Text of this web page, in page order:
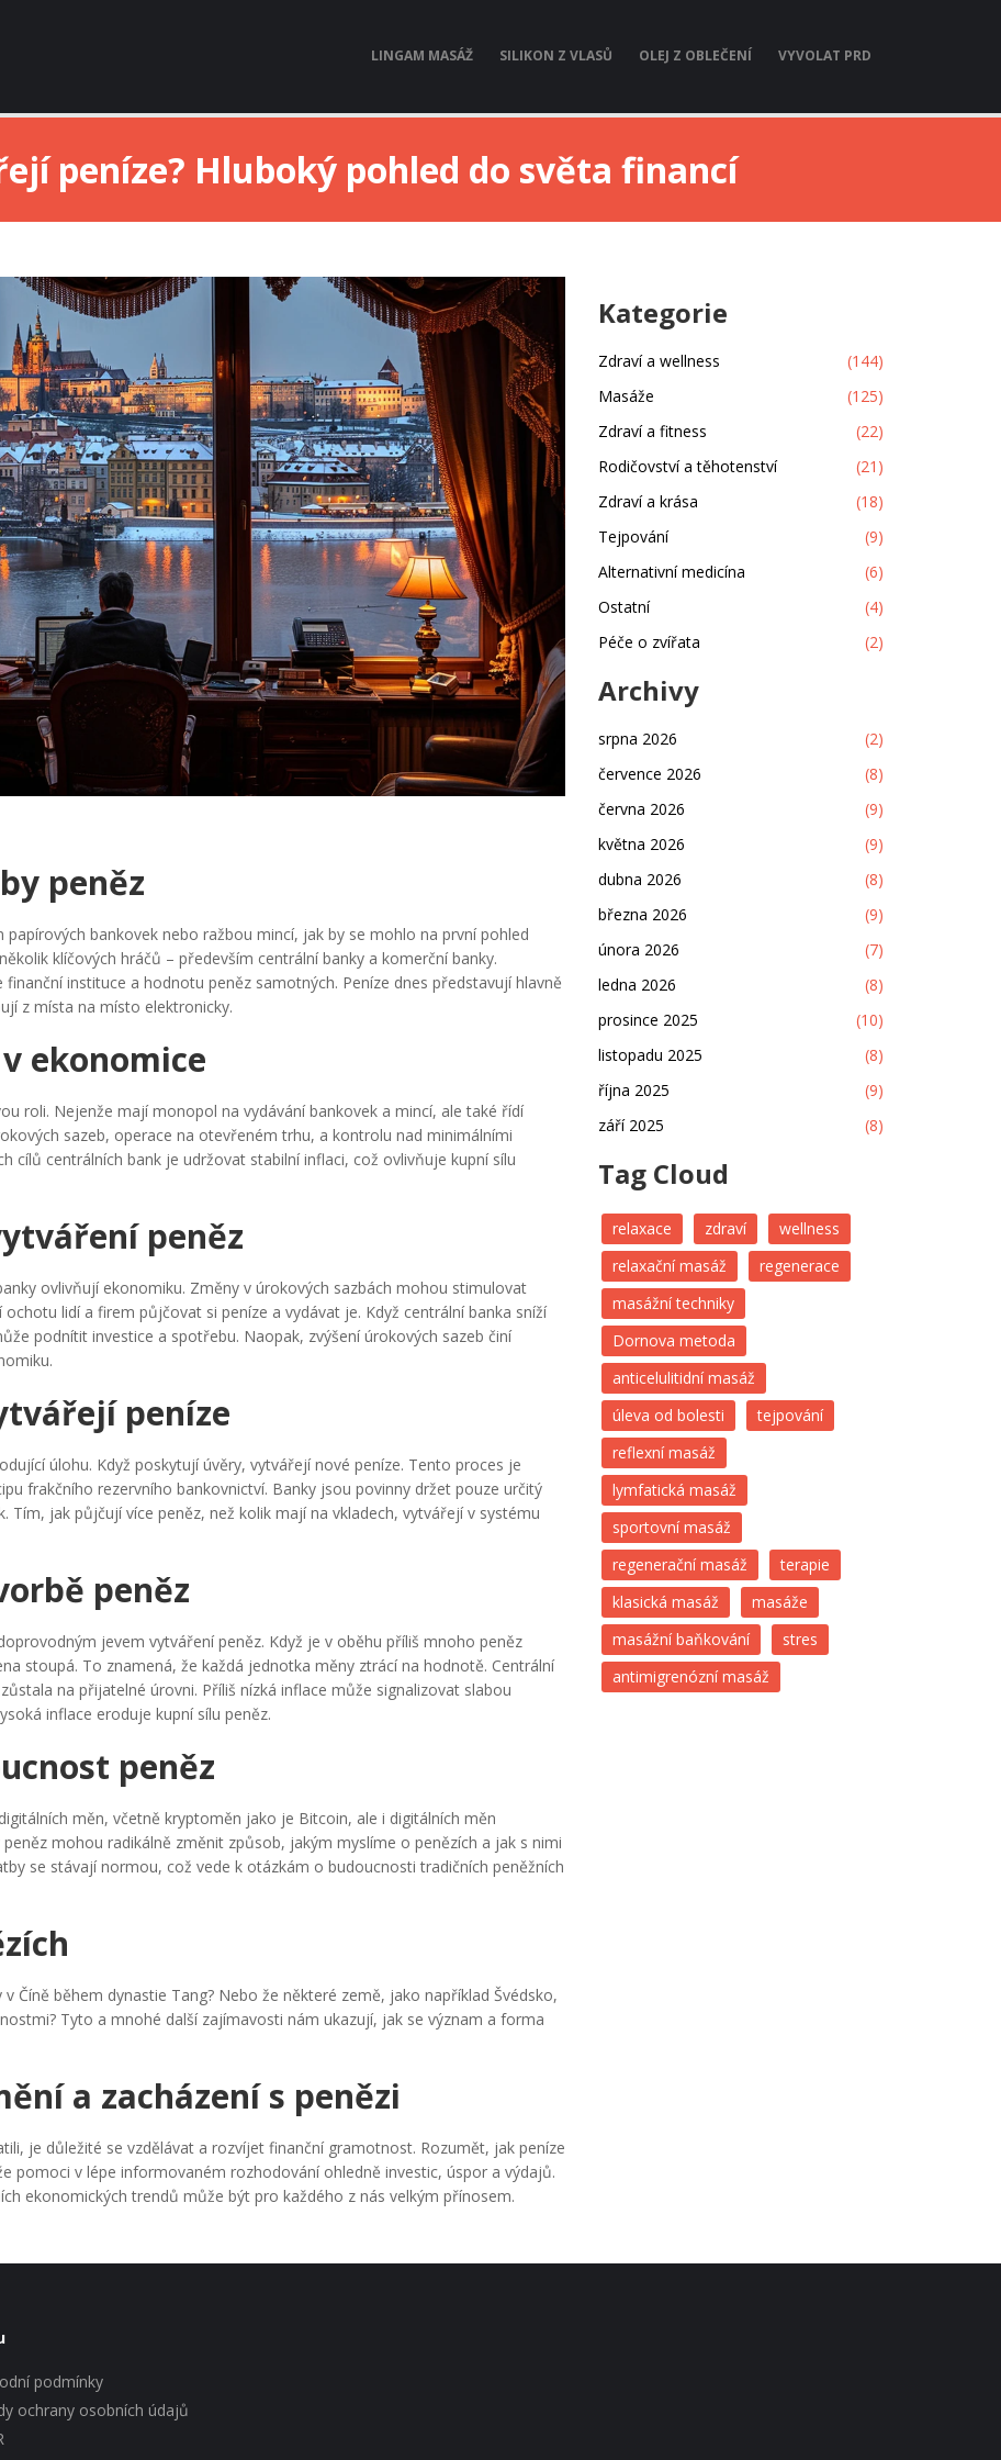
LINGAM MASÁŽ SILIKON Z VLASŮ OLEJ Z OBLEČENÍ VYVOLAT PRD
peníze? Hluboký pohled do světa financí
peněz
bankovek nebo ražbou mincí, jak by se mohlo na první pohled
klíčových hráčů – především centrální banky a komerční banky.
instituce a hodnotu peněz samotných. Peníze dnes představují hlavně
z místa na místo elektronicky.
ekonomice
roli. Nejenže mají monopol na vydávání bankovek a mincí, ale také řídí
sazeb, operace na otevřeném trhu, a kontrolu nad minimálními
cílů centrálních bank je udržovat stabilní inflaci, což ovlivňuje kupní sílu
peněz
ovlivňují ekonomiku. Změny v úrokových sazbách mohou stimulovat
lidí a firem půjčovat si peníze a vydávat je. Když centrální banka sníží
podnítit investice a spotřebu. Naopak, zvýšení úrokových sazeb činí
peníze
úlohu. Když poskytují úvěry, vytvářejí nové peníze. Tento proces je
frakčního rezervního bankovnictví. Banky jsou povinny držet pouze určitý
jak půjčují více peněz, než kolik mají na vkladech, vytvářejí v systému
peněz
jevem vytváření peněz. Když je v oběhu příliš mnoho peněz
stoupá. To znamená, že každá jednotka měny ztrácí na hodnotě. Centrální
na přijatelné úrovni. Příliš nízká inflace může signalizovat slabou
inflace eroduje kupní sílu peněz.
peněz
měn, včetně kryptoměn jako je Bitcoin, ale i digitálních měn
mohou radikálně změnit způsob, jakým myslíme o penězích a jak s nimi
se stávají normou, což vede k otázkám o budoucnosti tradičních peněžních
Číně během dynastie Tang? Nebo že některé země, jako například Švédsko,
Tyto a mnohé další zajímavosti nám ukazují, jak se význam a forma
a zacházení s penězi
je důležité se vzdělávat a rozvíjet finanční gramotnost. Rozumět, jak peníze
pomoci v lépe informovaném rozhodování ohledně investic, úspor a výdajů.
ekonomických trendů může být pro každého z nás velkým přínosem.
Kategorie
Zdraví a wellness
(144)
Masáže
(125)
Zdraví a fitness
(22)
Rodičovství a těhotenství
(21)
Zdraví a krása
(18)
Tejpování
(9)
Alternativní medicína
(6)
Ostatní
(4)
Péče o zvířata
(2)
Archivy
srpna 2026
(2)
července 2026
(8)
června 2026
(9)
května 2026
(9)
dubna 2026
(8)
března 2026
(9)
února 2026
(7)
ledna 2026
(8)
prosince 2025
(10)
listopadu 2025
(8)
října 2025
(9)
září 2025
(8)
Tag Cloud
relaxace zdraví
wellness
relaxační masáž
regenerace
masážní techniky
Dornova metoda
anticelulitidní masáž
úleva od bolesti
tejpování
reflexní masáž
lymfatická masáž
sportovní masáž
regenerační masáž
terapie
klasická masáž
masáže
masážní baňkování
stres
antimigrenózní masáž
podmínky
ochrany osobních údajů